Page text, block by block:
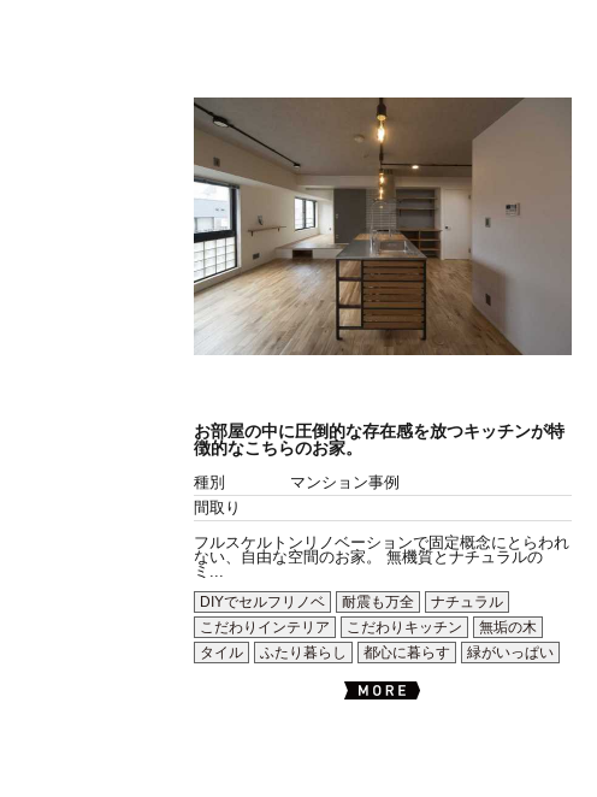
お部屋の中に圧倒的な存在感を放つキッチンが特
徴的なこちらのお家。
種別
マンション事例
間取り
フルスケルトンリノベーションで固定概念にとらわれ
ない、自由な空間のお家。 無機質とナチュラルの
ミ...
DIYでセルフリノベ
耐震も万全
ナチュラル
こだわりインテリア
こだわりキッチン
無垢の木
タイル
ふたり暮らし 都心に暮らす 緑がいっぱい